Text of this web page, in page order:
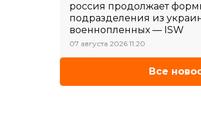
россия продолжает
подразделения из
военнопленных — ISW
07 августа 2026 11:20
Все